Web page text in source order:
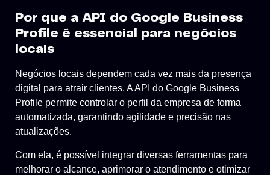
Por que a API do Google Business
Profile é essencial para negócios
locais
Negócios locais dependem cada vez mais da presença
digital para atrair clientes. A API do Google Business
Profile permite controlar o perfil da empresa de forma
automatizada, garantindo agilidade e precisão nas
atualizações.
Com ela, é possível integrar diversas ferramentas para
melhorar o alcance, aprimorar o atendimento e otimizar